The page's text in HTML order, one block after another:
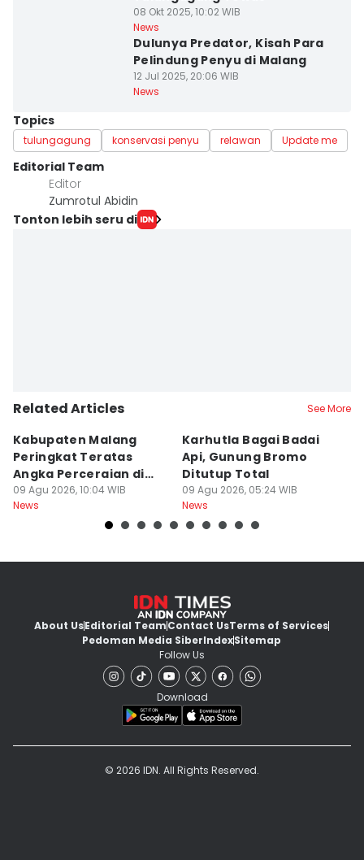
08 Okt 2025, 10:02 WIB
News
Dulunya Predator, Kisah Para
Pelindung Penyu di Malang
12 Jul 2025, 20:06 WIB
News
Topics
tulungagung konservasi penyu relawan Update me
Editorial Team
Editor
Zumrotul Abidin
Tonton lebih seru di
Related Articles See More
Kabupaten Malang
Peringkat Teratas
Angka Perceraian di
Jatim
09 Agu 2026, 10:04 WIB
News
Karhutla Bagai Badai
Api, Gunung Bromo
Ditutup Total
09 Agu 2026, 05:24 WIB
News
About UsEditorial TeamContact UsTerms of Services
Pedoman Media SiberIndexSitemap
Follow Us
Download
© 2026 IDN. All Rights Reserved.